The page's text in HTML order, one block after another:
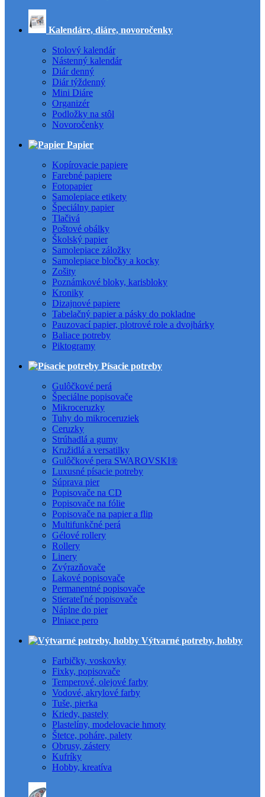
Kalendáre, diáre, novoročenky
Stolový kalendár
Nástenný kalendár
Diár denný
Diár týždenný
Mini Diáre
Organizér
Podložky na stôl
Novoročenky
Papier
Kopírovacie papiere
Farebné papiere
Fotopapier
Samolepiace etikety
Špeciálny papier
Tlačivá
Poštové obálky
Školský papier
Samolepiace záložky
Samolepiace bločky a kocky
Zošity
Poznámkové bloky, karisbloky
Kroniky
Dizajnové papiere
Tabelačný papier a pásky do pokladne
Pauzovací papier, plotrové role a dvojhárky
Baliace potreby
Piktogramy
Písacie potreby
Gulôčkové perá
Špeciálne popisovače
Mikroceruzky
Tuhy do mikroceruziek
Ceruzky
Strúhadlá a gumy
Kružidlá a versatilky
Gulôčkové pera SWAROVSKI®
Luxusné písacie potreby
Súprava pier
Popisovače na CD
Popisovače na fólie
Popisovače na papier a flip
Multifunkčné perá
Gélové rollery
Rollery
Linery
Zvýrazňovače
Lakové popisovače
Permanentné popisovače
Stierateľné popisovače
Náplne do pier
Plniace pero
Výtvarné potreby, hobby
Farbičky, voskovky
Fixky, popisovače
Temperové, olejové farby
Vodové, akrylové farby
Tuše, pierka
Kriedy, pastely
Plastelíny, modelovacie hmoty
Štetce, poháre, palety
Obrusy, zástery
Kufríky
Hobby, kreatíva